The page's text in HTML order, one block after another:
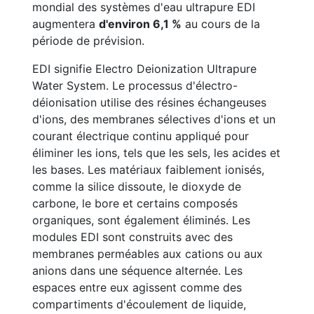
mondial des systèmes d'eau ultrapure EDI
augmentera d'environ 6,1 % au cours de la
période de prévision.
EDI signifie Electro Deionization Ultrapure
Water System. Le processus d'électro-
déionisation utilise des résines échangeuses
d'ions, des membranes sélectives d'ions et un
courant électrique continu appliqué pour
éliminer les ions, tels que les sels, les acides et
les bases. Les matériaux faiblement ionisés,
comme la silice dissoute, le dioxyde de
carbone, le bore et certains composés
organiques, sont également éliminés. Les
modules EDI sont construits avec des
membranes perméables aux cations ou aux
anions dans une séquence alternée. Les
espaces entre eux agissent comme des
compartiments d'écoulement de liquide,